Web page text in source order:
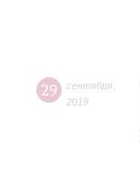
29 сентября
2019